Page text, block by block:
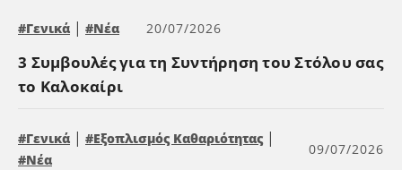
#Γενικά | #Νέα 20/07/2026
3 Συμβουλές για τη Συντήρηση του Στόλου σας
το Καλοκαίρι
#Γενικά | #Εξοπλισμός Καθαριότητας|
#Νέα
09/07/2026